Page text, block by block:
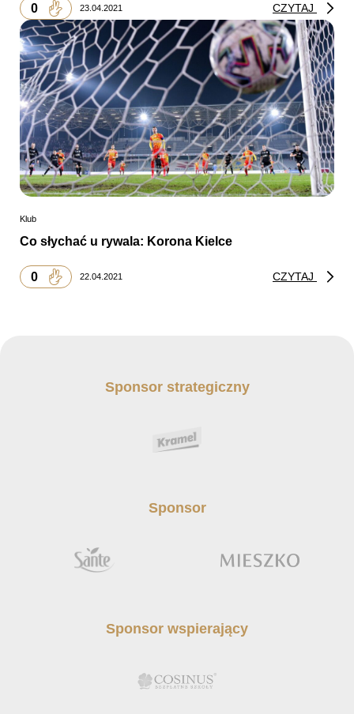
0 23.04.2021 CZYTAJ
Klub
Co słychać u rywala: Korona Kielce
0 22.04.2021 CZYTAJ
Sponsor strategiczny
Sponsor
Sponsor wspierający